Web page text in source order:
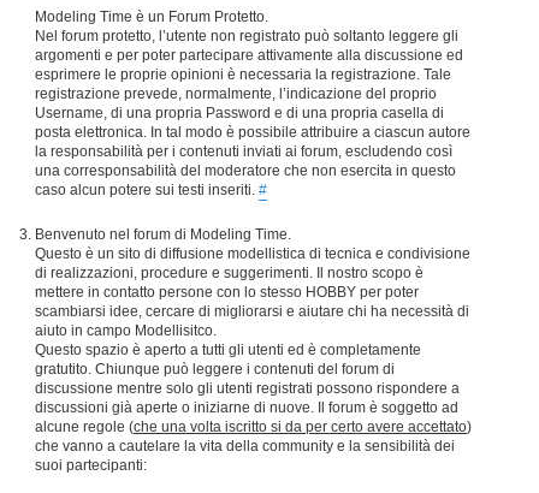
Modeling Time è un Forum Protetto.
Nel forum protetto, l’utente non registrato può soltanto leggere gli
argomenti e per poter partecipare attivamente alla discussione ed
esprimere le proprie opinioni è necessaria la registrazione. Tale
registrazione prevede, normalmente, l’indicazione del proprio
Username, di una propria Password e di una propria casella di
posta elettronica. In tal modo è possibile attribuire a ciascun autore
la responsabilità per i contenuti inviati ai forum, escludendo così
una corresponsabilità del moderatore che non esercita in questo
caso alcun potere sui testi inseriti. #
Benvenuto nel forum di Modeling Time.
Questo è un sito di diffusione modellistica di tecnica e condivisione
di realizzazioni, procedure e suggerimenti. Il nostro scopo è
mettere in contatto persone con lo stesso HOBBY per poter
scambiarsi idee, cercare di migliorarsi e aiutare chi ha necessità di
aiuto in campo Modellisitco.
Questo spazio è aperto a tutti gli utenti ed è completamente
gratutito. Chiunque può leggere i contenuti del forum di
discussione mentre solo gli utenti registrati possono rispondere a
discussioni già aperte o iniziarne di nuove. Il forum è soggetto ad
alcune regole (che una volta iscritto si da per certo avere accettato)
che vanno a cautelare la vita della community e la sensibilità dei
suoi partecipanti: